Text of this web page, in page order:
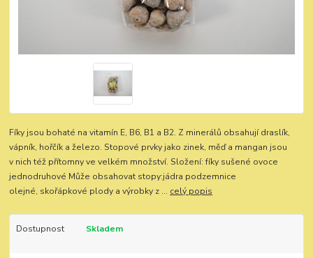
Fíky jsou bohaté na vitamín E, B6, B1 a B2. Z minerálů obsahují draslík,
vápník, hořčík a železo. Stopové prvky jako zinek, měď a mangan jsou
v nich též přítomny ve velkém množství. Složení: fíky sušené ovoce
jednodruhové Může obsahovat stopy:jádra podzemnice
olejné, skořápkové plody a výrobky z ... celý popis
Dostupnost Skladem